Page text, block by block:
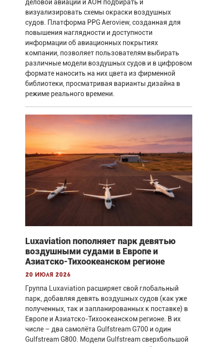
деловой авиации и АОН подбирать и
визуализировать схемы окраски воздушных
судов. Платформа PPG Aeroview, созданная для
повышения наглядности и доступности
информации об авиационных покрытиях
компании, позволяет пользователям выбирать
различные модели воздушных судов и в цифровом
формате наносить на них цвета из фирменной
библиотеки, просматривая варианты дизайна в
режиме реального времени.
Luxaviation пополняет парк девятью
воздушными судами в Европе и
Азиатско-Тихоокеанском регионе
20 июля 2026
Группа Luxaviation расширяет свой глобальный
парк, добавляя девять воздушных судов (как уже
полученных, так и запланированных к поставке) в
Европе и Азиатско-Тихоокеанском регионе. В их
числе – два самолёта Gulfstream G700 и один
Gulfstream G800. Модели Gulfstream сверхбольшой